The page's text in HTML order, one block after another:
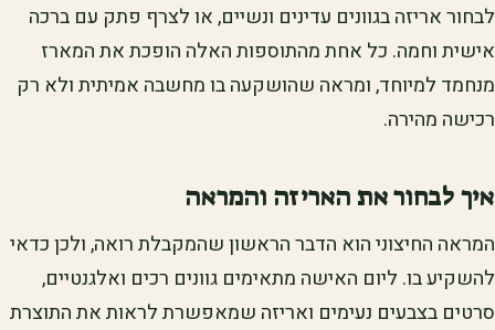
לבחור אריזה בגוונים עדינים ונשיים, או לצרף פתק עם ברכה
אישית וחמה. כל אחת מהתוספות האלה הופכת את המארז
מנחמד למיוחד, ומראה שהושקעה בו מחשבה אמיתית ולא רק
רכישה מהירה.
איך לבחור את האריזה והמראה
המראה החיצוני הוא הדבר הראשון שהמקבלת רואה, ולכן כדאי
להשקיע בו. ליום האישה מתאימים גוונים רכים ואלגנטיים,
סרטים בצבעים נעימים ואריזה שמאפשרת לראות את התוצרת